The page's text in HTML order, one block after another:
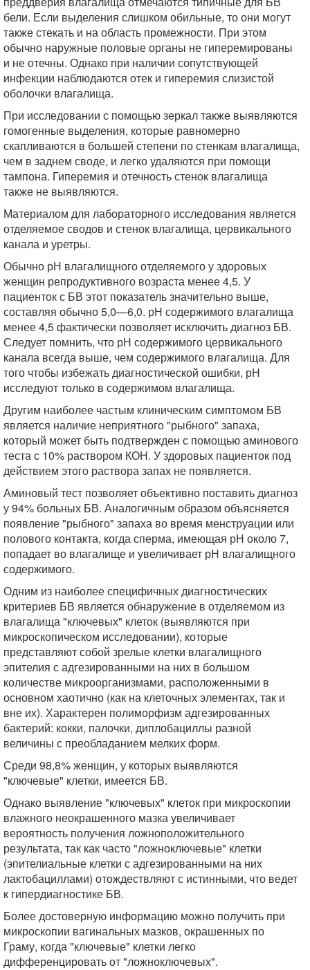
бели. Если выделения слишком обильные, то они могут
также стекать и на область промежности. При этом
обычно наружные половые органы не гиперемированы
и не отечны. Однако при наличии сопутствующей
инфекции наблюдаются отек и гиперемия слизистой
оболочки влагалища.
При исследовании с помощью зеркал также выявляются
гомогенные выделения, которые равномерно
скапливаются в большей степени по стенкам влагалища,
чем в заднем своде, и легко удаляются при помощи
тампона. Гиперемия и отечность стенок влагалища
также не выявляются.
Материалом для лабораторного исследования является
отделяемое сводов и стенок влагалища, цервикального
канала и уретры.
Обычно рН влагалищного отделяемого у здоровых
женщин репродуктивного возраста менее 4,5. У
пациенток с БВ этот показатель значительно выше,
составляя обычно 5,0—6,0. рН содержимого влагалища
менее 4,5 фактически позволяет исключить диагноз БВ.
Следует помнить, что рН содержимого цервикального
канала всегда выше, чем содержимого влагалища. Для
того чтобы избежать диагностической ошибки, рН
исследуют только в содержимом влагалища.
Другим наиболее частым клиническим симптомом БВ
является наличие неприятного "рыбного" запаха,
который может быть подтвержден с помощью аминового
теста с 10% раствором КОН. У здоровых пациенток под
действием этого раствора запах не появляется.
Аминовый тест позволяет объективно поставить диагноз
у 94% больных БВ. Аналогичным образом объясняется
появление "рыбного" запаха во время менструации или
полового контакта, когда сперма, имеющая рН около 7,
попадает во влагалище и увеличивает рН влагалищного
содержимого.
Одним из наиболее специфичных диагностических
критериев БВ является обнаружение в отделяемом из
влагалища "ключевых" клеток (выявляются при
микроскопическом исследовании), которые
представляют собой зрелые клетки влагалищного
эпителия с адгезированными на них в большом
количестве микроорганизмами, расположенными в
основном хаотично (как на клеточных элементах, так и
вне их). Характерен полиморфизм адгезированных
бактерий: кокки, палочки, диплобациллы разной
величины с преобладанием мелких форм.
Среди 98,8% женщин, у которых выявляются
"ключевые" клетки, имеется БВ.
Однако выявление "ключевых" клеток при микроскопии
влажного неокрашенного мазка увеличивает
вероятность получения ложноположительного
результата, так как часто "ложноключевые" клетки
(эпителиальные клетки с адгезированными на них
лактобациллами) отождествляют с истинными, что ведет
к гипердиагностике БВ.
Более достоверную информацию можно получить при
микроскопии вагинальных мазков, окрашенных по
Граму, когда "ключевые" клетки легко
дифференцировать от "ложноключевых".